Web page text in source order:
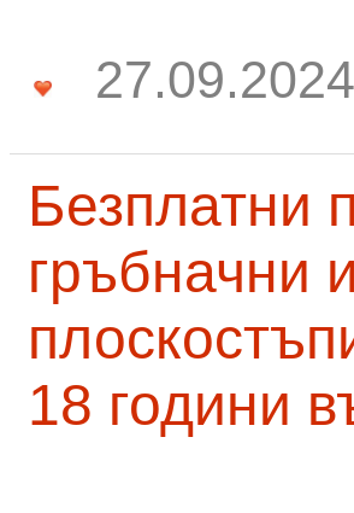
27.09.2024
Безплатни
гръбначни
18 години